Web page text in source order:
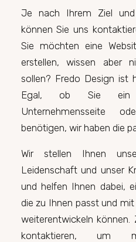
Je nach Ihrem Ziel
können Sie uns
Sie möchten eine
erstellen, wissen aber
sollen? Fredo Design ist
Egal, ob Sie ein
Unternehmensseite
benötigen, wir haben die
Wir stellen Ihnen
Leidenschaft und unser
und helfen Ihnen dabei,
die zu Ihnen passt und
weiterentwickeln
kontaktieren, um